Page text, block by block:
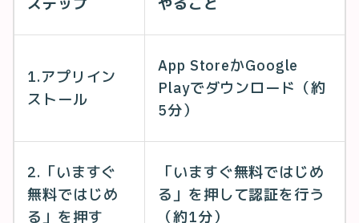
ステップ やること
1.アプリイン
ストール
App StoreかGoogle
Playでダウンロード（約
5分）
2.「いますぐ
無料ではじめ
る」を押す
「いますぐ無料ではじめ
る」を押して認証を行う
（約1分）